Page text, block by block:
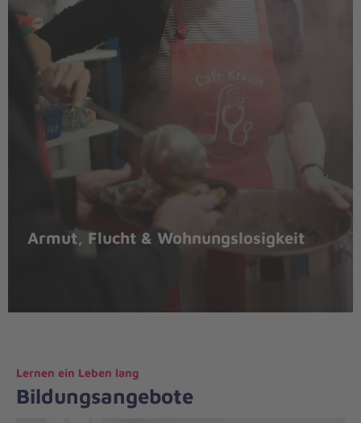
Armut, Flucht & Wohnungslosigkeit
Bildungsangebote
Lernen ein Leben lang